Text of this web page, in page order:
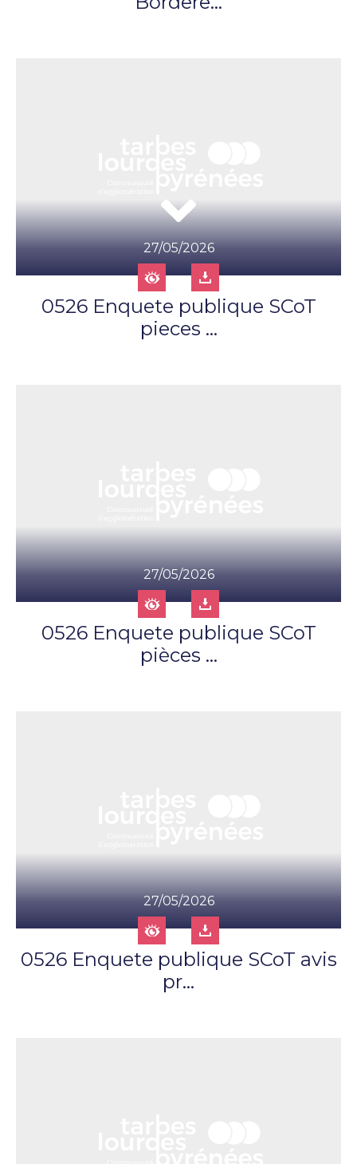
27/05/2026
0526 Enquete publique SCoT
pieces ...
27/05/2026
0526 Enquete publique SCoT
pièces ...
27/05/2026
0526 Enquete publique SCoT avis
pr...